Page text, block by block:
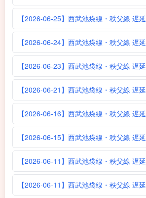
【2026-06-25】西武池袋線・秩父線 遅延
【2026-06-24】西武池袋線・秩父線 遅延
【2026-06-23】西武池袋線・秩父線 遅延
【2026-06-21】西武池袋線・秩父線 遅延
【2026-06-16】西武池袋線・秩父線 遅延
【2026-06-15】西武池袋線・秩父線 遅延
【2026-06-11】西武池袋線・秩父線 遅延
【2026-06-11】西武池袋線・秩父線 遅延